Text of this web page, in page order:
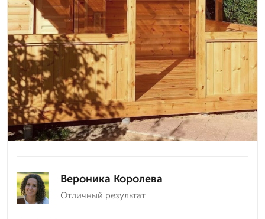
Вероника Королева
Отличный результат